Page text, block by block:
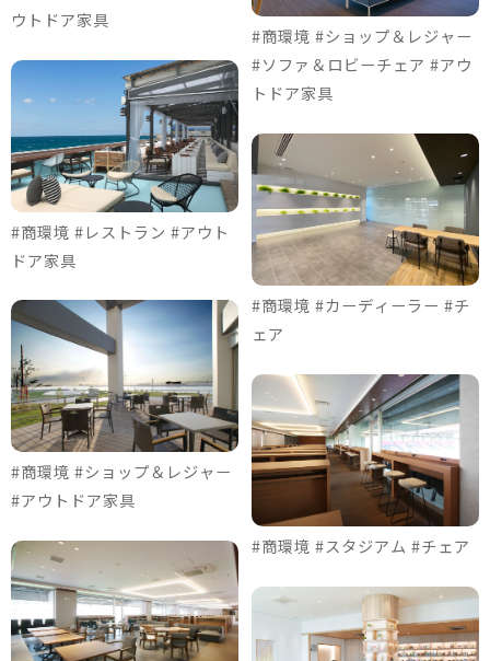
ウトドア家具
#商環境 #レストラン #アウト
ドア家具
#商環境 #ショップ＆レジャー
#アウトドア家具
#商環境 #ショップ＆レジャー
#ソファ＆ロビーチェア #アウ
トドア家具
#商環境 #カーディーラー #チ
ェア
#商環境 #スタジアム #チェア